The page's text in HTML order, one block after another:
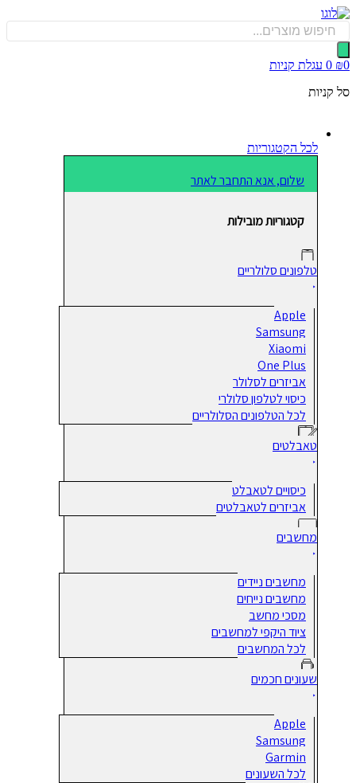
0 עגלת קניות
לכל הקטגוריות
שלום, אנא התחבר לאתר
קטגוריות מובילות
טלפונים סלולריים
Apple
Samsung
Xiaomi
One Plus
אביזרים לסלולר
כיסוי לטלפון סלולרי
לכל הטלפונים הסלולריים
טאבלטים
כיסויים לטאבלט
אביזרים לטאבלטים
מחשבים
מחשבים ניידים
מחשבים נייחים
מסכי מחשב
ציוד היקפי למחשבים
לכל המחשבים
שעונים חכמים
Apple
Samsung
Garmin
לכל השעונים